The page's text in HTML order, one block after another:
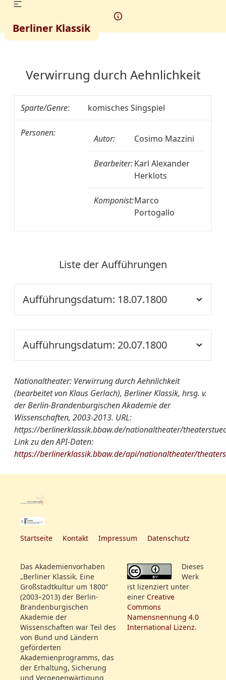
Berliner Klassik
Verwirrung durch Aehnlichkeit
Sparte/Genre: komisches Singspiel
Personen:
Autor: Cosimo Mazzini
Bearbeiter:Karl Alexander
Herklots
Komponist:Marco
Portogallo
Liste der Aufführungen
Aufführungsdatum: 18.07.1800
Ort der
Aufführung::
NT
Nationaltheater
von A-Z:
Verwirrung durch
Aehnlichkeit. Sg. in 2. A.
Musik v. Marco Portogallo
Quelle:
SBBPK Ms. boruss., Quart
180
Aufführungsdatum: 20.07.1800
Aufführung::
Nationaltheater
von A-Z:
Verwirrung durch
Aehnlichkeit
Quelle:
SBBPK Ms. boruss., Quart
180
Nationaltheater: Verwirrung durch Aehnlichkeit
(bearbeitet von Klaus Gerlach), Berliner Klassik, hrsg. v.
der Berlin-Brandenburgischen Akademie der
Wissenschaften, 2003-2013. URL:
https://berlinerklassik.bbaw.de/nationaltheater/
Link zu den API-Daten:
https://berlinerklassik.bbaw.de/api/nationaltheater/
Startseite Kontakt Impressum Datenschutz
Das Akademienvorhaben
„Berliner Klassik. Eine
Großstadtkultur um 1800“
(2003–2013) der Berlin-
Brandenburgischen
Akademie der
Wissenschaften war Teil des
von Bund und Ländern
geförderten
Akademienprogramms, das
der Erhaltung, Sicherung
und Vergegenwärtigung
Dieses
Werk
ist lizenziert unter
einer Creative
Commons
Namensnennung 4.0
International Lizenz.